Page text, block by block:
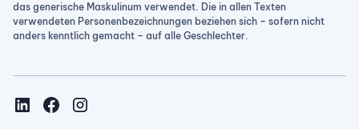
das generische Maskulinum verwendet. Die in allen Texten
verwendeten Personenbezeichnungen beziehen sich – sofern nicht
anders kenntlich gemacht – auf alle Geschlechter.